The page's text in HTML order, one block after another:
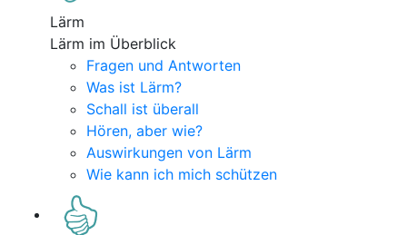
Lärm
Lärm im Überblick
Fragen und Antworten
Was ist Lärm?
Schall ist überall
Hören, aber wie?
Auswirkungen von Lärm
Wie kann ich mich schützen